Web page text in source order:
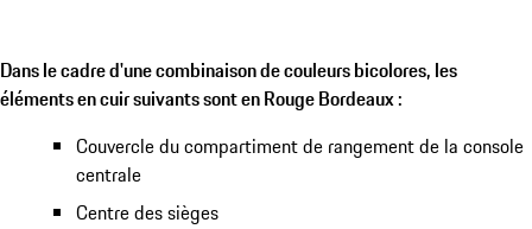
Dans le cadre d'une combinaison de couleurs bicolores, les
éléments en cuir suivants sont en Rouge Bordeaux :
Couvercle du compartiment de rangement de la console
centrale
Centre des sièges